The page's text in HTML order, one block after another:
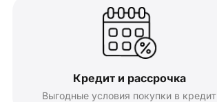
Кредит и рассрочка
Выгодные условия покупки в кредит